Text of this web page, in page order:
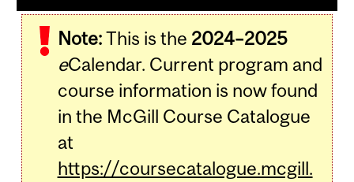
Note:This is the 2024–2025
eCalendar. Current program and
course information is now found
in the McGill Course Catalogue
at
https://coursecatalogue.mcgill.